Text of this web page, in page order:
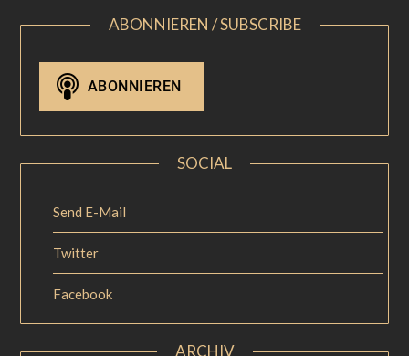
ABONNIEREN / SUBSCRIBE
SOCIAL
Send E-Mail
Twitter
Facebook
ARCHIV